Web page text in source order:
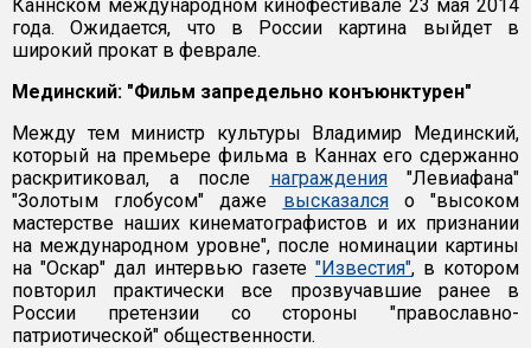
Каннском международном кинофестивале 23 мая 2014
года. Ожидается, что в России картина выйдет в
широкий прокат в феврале.
Мединский: "Фильм запредельно конъюнктурен"
Между тем министр культуры Владимир Мединский,
который на премьере фильма в Каннах его сдержанно
раскритиковал, а после награждения"Левиафана"
"Золотым глобусом" даже высказалсяо "высоком
мастерстве наших кинематографистов и их признании
на международном уровне", после номинации картины
на "Оскар" дал интервью газете "Известия", в котором
повторил практически все прозвучавшие ранее в
России претензии со стороны "православно-
патриотической" общественности.